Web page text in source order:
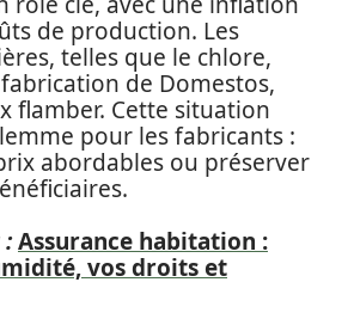
de production. Les
telles que le chlore,
de Domestos,
flamber. Cette situation
pour les fabricants :
abordables ou préserver
Assurance habitation :
vos droits et